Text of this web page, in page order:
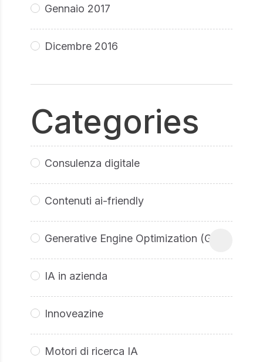
Gennaio 2017
Dicembre 2016
Categories
Consulenza digitale
Contenuti ai-friendly
Generative Engine Optimization (GEO
IA in azienda
Innoveazine
Motori di ricerca IA